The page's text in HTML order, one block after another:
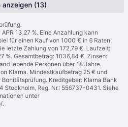
Alle anzeigen (13)
13,27 %. Eine Anzahlung kann
für einen Kauf von 1000 € in 6 Raten:
letzte Zahlung von 172,79 €. Laufzeit:
%. Gesamtbetrag: 1036,84 €. Zinsen:
lebende Personen über 18 Jahre.
Klarna. Mindestkaufbetrag 25 € und
Kreditgeber: Klarna Bank
Stockholm, Reg. Nr.: 556737-0431. Siehe
unter
.